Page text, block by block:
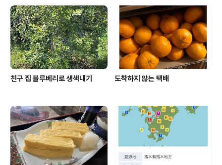
려야 했었고 수퍼 어디를 가도 진..
친구 집 블루베리로 생색내기 도착하지 않는 택배